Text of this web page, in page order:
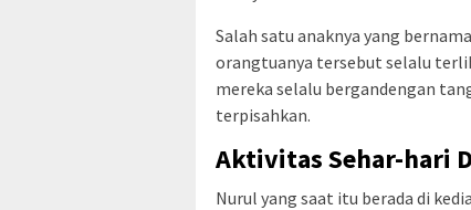
Salah satu anaknya yang
orangtuanya tersebut selalu
mereka selalu bergandengan
terpisahkan.
Aktivitas Sehar-hari
Nurul yang saat itu berada di